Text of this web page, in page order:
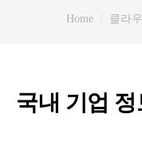
You are here:
Home 클라
국내 기업 정